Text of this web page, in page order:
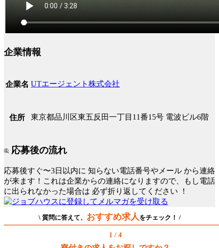
企業情報
企業名 UTエージェント株式会社
住所 東京都品川区東五反田一丁目11番15号 電波ビル6階
応募後の流れ
応募後すぐ〜3日以内に 知らない電話番号やメール から連絡
が来ます！これは企業からの連絡になりますので、もし電話
に出られなかった場合は 必ず折り返してください ！
\ 質問に答えて、 おすすめ求人 をチェック！ /
1 / 4